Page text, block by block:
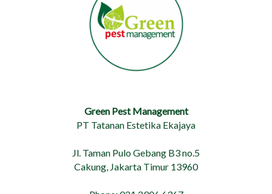
Green Pest Management
PT Tatanan Estetika Ekajaya
Jl. Taman Pulo Gebang B3 no.5
Cakung, Jakarta Timur 13960